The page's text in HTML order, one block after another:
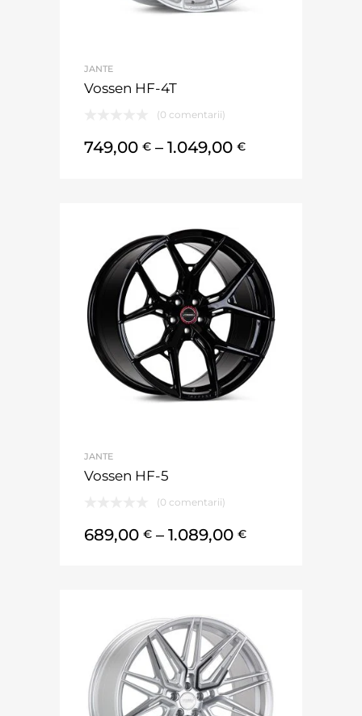
JANTE
Vossen HF-4T
(0 comentarii)
749,00 € – 1.049,00 €
JANTE
Vossen HF-5
(0 comentarii)
689,00 € – 1.089,00 €